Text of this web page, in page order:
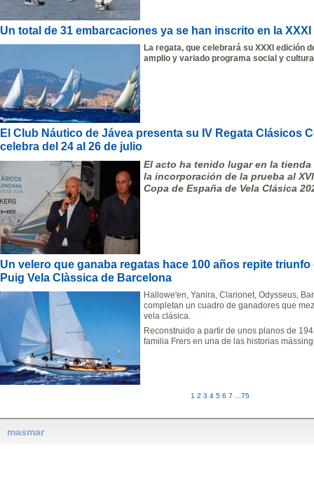
Un total de 31 embarcaciones ya se han inscrito en la
La regata, que celebrará su XXXI edición
amplio y variado programa social y
El Club Náutico de Jávea presenta su IV Regata Clásicos
celebra del 24 al 26 de julio
El acto ha tenido lugar en la
la incorporación de la prueba al
Copa de España de Vela Clásica
Un velero que ganaba regatas hace 100 años repite
Puig Vela Clàssica de Barcelona
Hallowe'en, Yanira, Clarionet, Odysseus,
completan un cuadro de ganadores que
vela clásica.
Reconstruido a partir de unos planos de
familia Frers en una de las historias
1 2 3 4 5 6 7 ...75
masmar